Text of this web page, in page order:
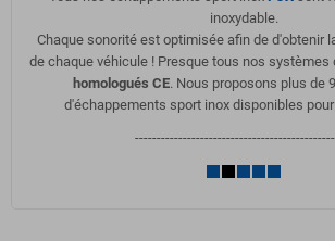
inoxydable.
Chaque sonorité est optimisée afin de d'obtenir
de chaque véhicule ! Presque tous nos
homologués CE. Nous proposons plus de
d'échappements sport inox disponibles